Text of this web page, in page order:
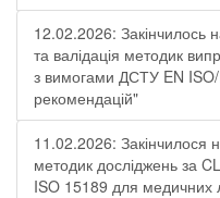
12.02.2026: Закінчилось
та валідація методик
з вимогами ДСТУ EN
рекомендацій"
11.02.2026: Закінчилося
методик досліджень за
ISO 15189 для медичних